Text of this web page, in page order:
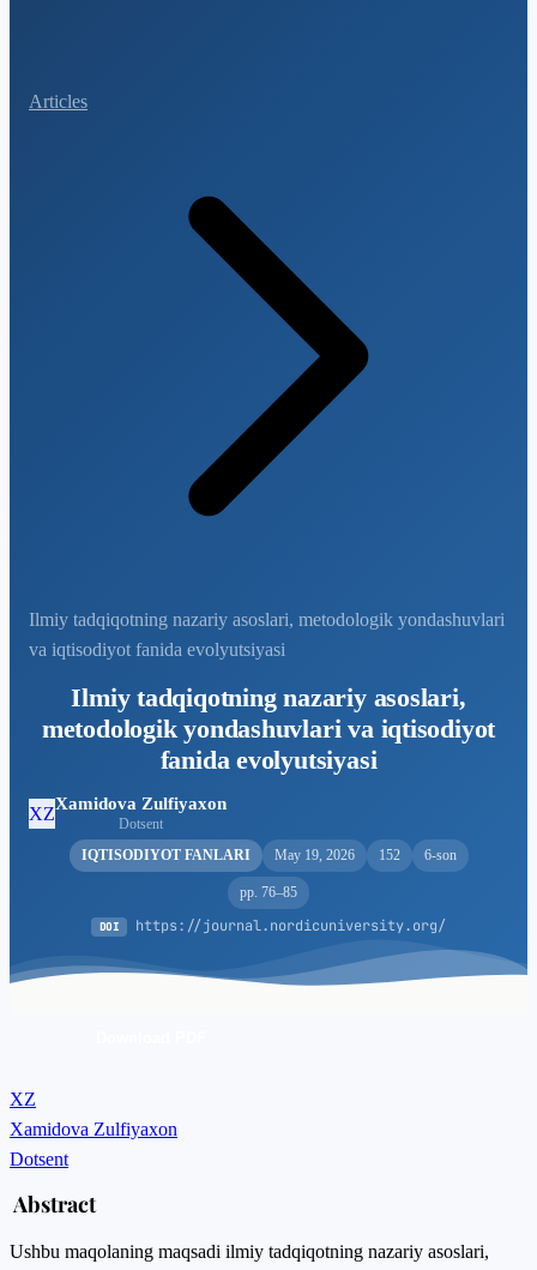
Articles
Ilmiy tadqiqotning nazariy asoslari, metodologik yondashuvlari
va iqtisodiyot fanida evolyutsiyasi
Ilmiy tadqiqotning nazariy asoslari,
metodologik yondashuvlari va iqtisodiyot
fanida evolyutsiyasi
XZXamidova Zulfiyaxon
Dotsent
IQTISODIYOT FANLARI
May 19, 2026 152 6-son
pp. 76–85
DOI https://journal.nordicuniversity.org/
XZ
Xamidova Zulfiyaxon
Dotsent
Abstract
Ushbu maqolaning maqsadi ilmiy tadqiqotning nazariy asoslari,